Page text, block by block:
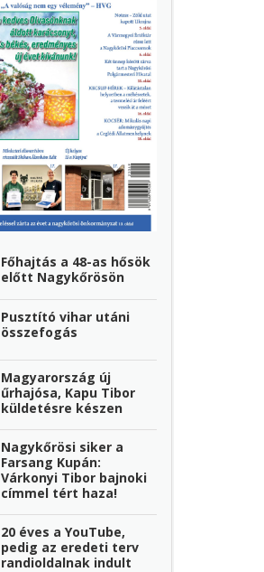
Főhajtás a 48-as hősök
előtt Nagykőrösön
Pusztító vihar utáni
összefogás
Magyarország új
űrhajósa, Kapu Tibor
küldetésre készen
Nagykőrösi siker a
Farsang Kupán:
Várkonyi Tibor bajnoki
címmel tért haza!
20 éves a YouTube,
pedig az eredeti terv
randioldalnak indult